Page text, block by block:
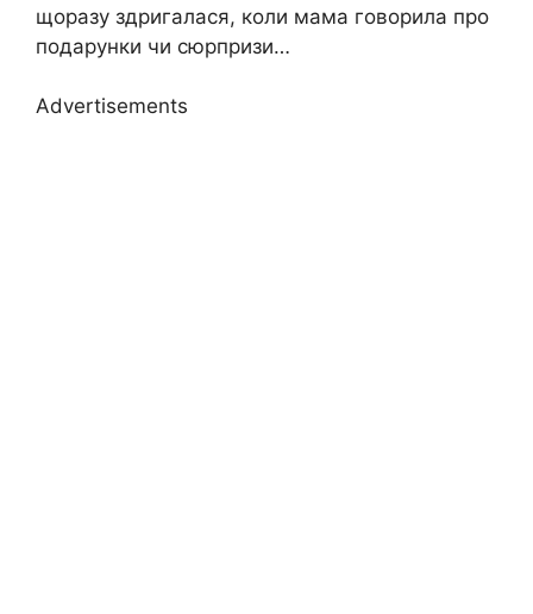
щоразу здригалася, коли мама говорила про
подарунки чи сюрпризи…
Advertisements